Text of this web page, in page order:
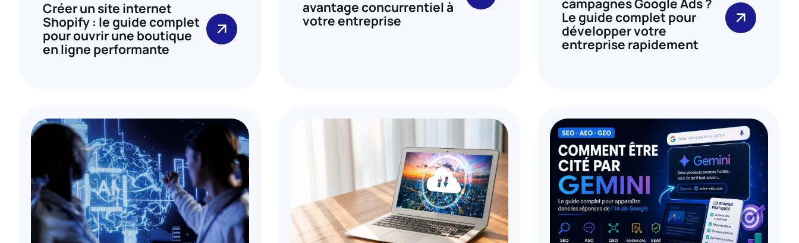
Créer un site internet
Shopify : le guide complet
pour ouvrir une boutique
en ligne performante
avantage concurrentiel à
votre entreprise
campagnes Google Ads ?
Le guide complet pour
développer votre
entreprise rapidement